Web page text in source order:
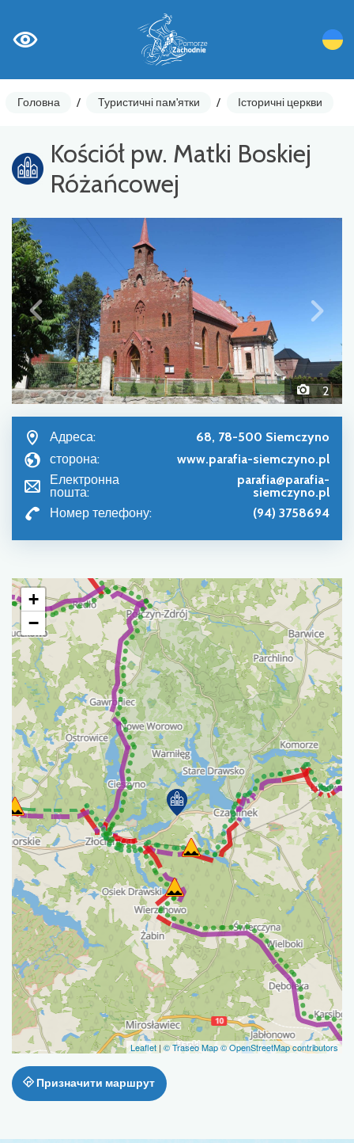
Головна / Туристичні пам'ятки / Історичні церкви
Kościół pw. Matki Boskiej
Różańcowej
2
Адреса:
68, 78-500 Siemczyno
сторона:
www.parafia-siemczyno.pl
Електронна
пошта:
parafia@parafia-
siemczyno.pl
Номер телефону:
(94) 3758694
+
−
Leaflet | © Traseo Map© OpenStreetMap contributors
Призначити маршрут